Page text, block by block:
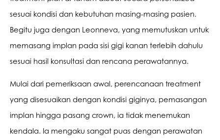
sesuai kondisi dan kebutuhan masing-masing pasien.
Begitu juga dengan Leonneva, yang memutuskan untuk
memasang implan pada sisi gigi kanan terlebih dahulu
sesuai hasil konsultasi dan rencana perawatannya.
Mulai dari pemeriksaan awal, perencanaan treatment
yang disesuaikan dengan kondisi giginya, pemasangan
implan hingga pasang crown, ia tidak menemukan
kendala. Ia mengaku sangat puas dengan perawatan